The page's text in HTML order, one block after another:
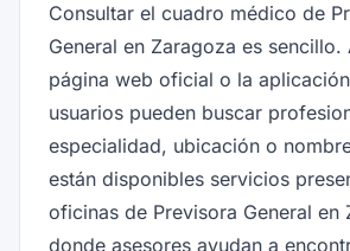
Consultar el cuadro médico de
General en Zaragoza es sencillo.
página web oficial o la
usuarios pueden buscar
especialidad, ubicación o
están disponibles servicios
oficinas de Previsora General en
donde asesores ayudan a